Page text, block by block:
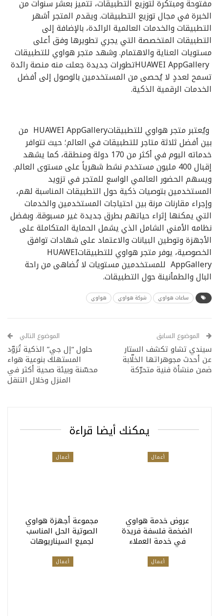
مفتوحة ومبتكرة لتوزيع التطبيقات، تتميز بعشر سنوات من
الخبرة في مجال توزيع التطبيقات. ويقدم المتجر أشهر
التطبيقات والخدمات العالمية الرائدة، بالإضافة إلى
التطبيقات المتخصصة التي يجري تطويرها وفق أعلى
مستويات العناية والاهتمام. وشهد متجر هواوي للتطبيقات
HUAWEI AppGalleryتطورات جديدة جعلت منه منصة رائدة
تسمح لعددٍ لا يُحصى من المستخدمين بالوصول إلى أفضل
الخدمات الرقمية الذكية.
ويُعتبر متجر هواوي للتطبيقاتHUAWEI AppGallery من
بين أفضل ثلاثة متاجر للتطبيقات في العالم؛ حيث تتوافر
خدماته اليوم في أكثر من 170 دولة ومنطقة، كما يشهد
إقبال 400 مليون مستخدم نشط شهرياً على مستوى العالم.
ويسهم الحضور العالمي الواسع للمتجر في تزويد
المستخدمين بتوصيات ذكية حول التطبيقات المناسبة لهم،
وإجراء مقارنات مرنة بين احتياجات المستخدمين والخدمات
التي يمكنها إثراء حياتهم بطرق جديدة غير مسبوقة. وبفضل
نظامه الأمني الشامل الذي يشمل الحماية المتكاملة على
الأجهزة وتوطين البيانات والاعتماد على شهادات توافق
الخصوصية، يوفر متجر هواوي للتطبيقاتHUAWEI
AppGallery للمستخدمين مستويات لا تُضاهى من راحة
البال والطمأنينة حول التطبيقات.
ساعات هواوي شركة هواوي هواوي
الموضوع السابق
سيندي تشاو تكشف الستار
عن أحدث مجوهراتها الخلّابة
ضمن منشأة فنية متحرّكة
الموضوع التالي
حلول “إل جي” الذكية تُزوّد
المستهلك بنوعية هواء
محسّنة وبيئة صحية أكثر في
المنزل وخلال التنقل
يمكنك أيضا قراءة
أعمال
عروض خدمة هواوي
الضخمة فلسفة فريدة
في خدمة العملاء
أعمال
مجموعة أجهزة هواوي
الصوتية الحل المناسب
لجميع السيناريوهات
أعمال أعمال